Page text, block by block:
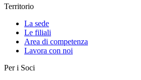
Territorio
La sede
Le filiali
Area di competenza
Lavora con noi
Per i Soci